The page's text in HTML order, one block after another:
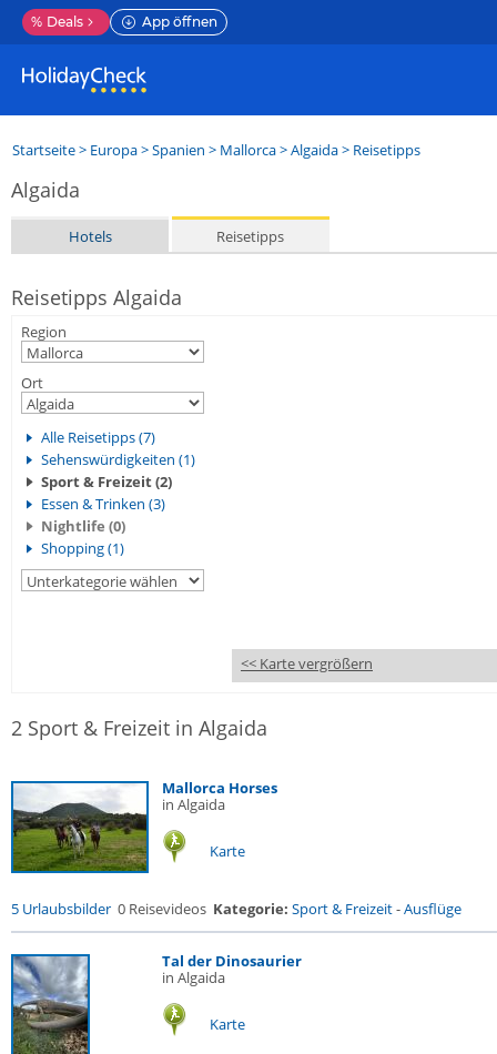
% Deals App öffnen
Startseite> Europa>Spanien > Mallorca>Algaida> Reisetipps
Algaida
Hotels Reisetipps
Reisetipps Algaida
Region
Ort
Alle Reisetipps (7)
Sehenswürdigkeiten (1)
Sport & Freizeit (2)
Essen & Trinken (3)
Nightlife (0)
Shopping (1)
<< Karte vergrößern
2 Sport & Freizeit in Algaida
Mallorca Horses
in Algaida
Karte
5 Urlaubsbilder 0 Reisevideos Kategorie: Sport & Freizeit-Ausflüge
Tal der Dinosaurier
in Algaida
Karte